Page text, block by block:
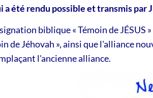
a été rendu possible et transmis par
biblique « Témoin de JÉSUS
de Jéhovah », ainsi que l'alliance
l'ancienne alliance.